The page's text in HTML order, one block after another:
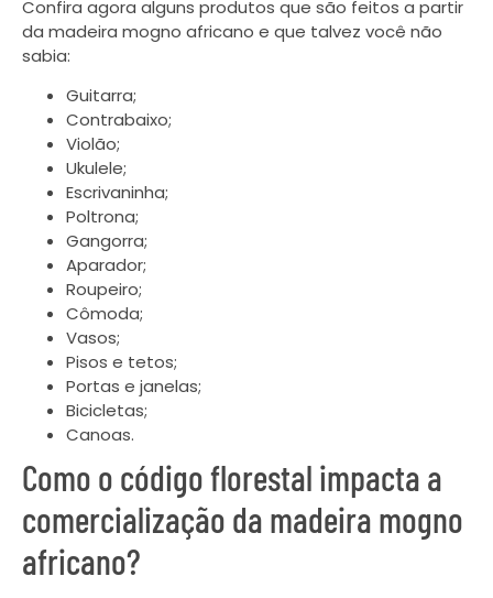
Confira agora alguns produtos que são feitos a partir
da madeira mogno africano e que talvez você não
sabia:
Guitarra;
Contrabaixo;
Violão;
Ukulele;
Escrivaninha;
Poltrona;
Gangorra;
Aparador;
Roupeiro;
Cômoda;
Vasos;
Pisos e tetos;
Portas e janelas;
Bicicletas;
Canoas.
Como o código florestal impacta a
comercialização da madeira mogno
africano?